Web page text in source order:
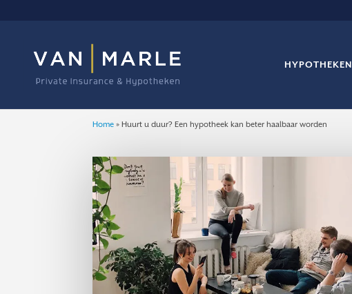
HYPOTHEKEN
Home »Huurt u duur? Een hypotheek kan beter haalbaar worden